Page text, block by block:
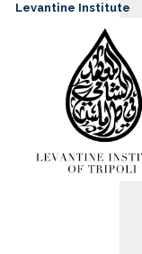
Levantine Institute